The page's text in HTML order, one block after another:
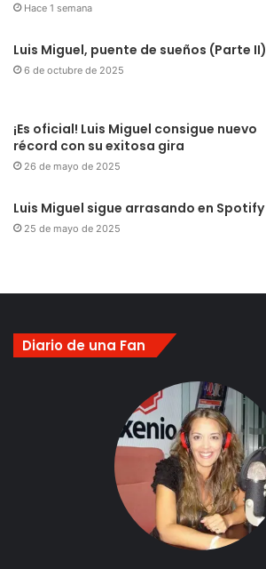
Hace 1 semana
Luis Miguel, puente de sueños (Parte II)
6 de octubre de 2025
¡Es oficial! Luis Miguel consigue nuevo
récord con su exitosa gira
26 de mayo de 2025
Luis Miguel sigue arrasando en Spotify
25 de mayo de 2025
Diario de una Fan